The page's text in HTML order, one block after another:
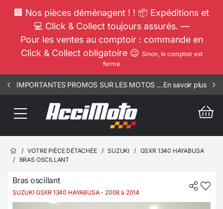
🏢 Nos pièces déménagent ! ! 📦 Expéditions et
💻 Click & Collect toujours assurés. —
Pour les ventes au comptoir : commande en
Click & Collect obligatoire 😉 Sinon, le comptoir est
fermé
IMPORTANTES PROMOS SUR LES MOTOS COMPLETES !!! CONSULTEZ NOS ANNONCES ----- SCOOT - RSV - 1002En savoir plus
/ VOTRE PIÈCE DÉTACHÉE / SUZUKI /
GSXR 1340 HAYABUSA
/
BRAS OSCILLANT
Bras oscillant
SUZUKI GSXR 1340 HAYABUSA- 2008 à 2014